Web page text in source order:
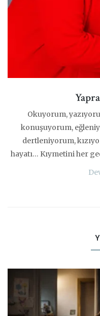
Okuyorum,
konuşuyorum,
dertleniyorum,
hayatı… Kıymetini her